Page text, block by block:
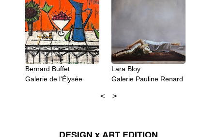
Bernard Buffet
Galerie de l'Élysée
Lara Bloy
Galerie Pauline Renard